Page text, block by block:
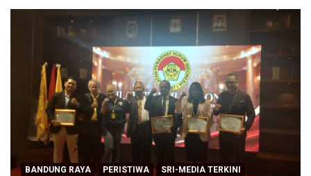
BANDUNG RAYA PERISTIWA SRI-MEDIA TERKINI